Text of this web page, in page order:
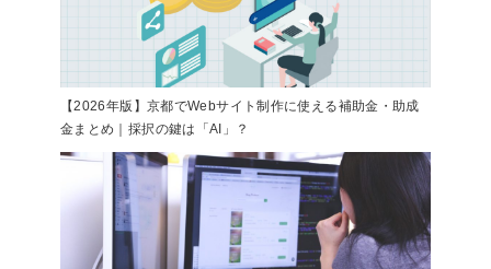
【2026年版】京都でWebサイト制作に使える補助金・助成
金まとめ｜採択の鍵は「AI」？